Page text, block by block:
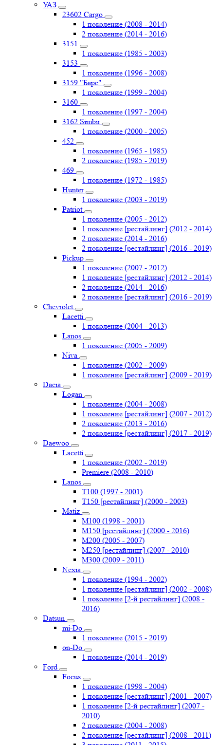
УАЗ
23602 Cargo
1 поколение (2008 - 2014)
2 поколение (2014 - 2016)
3151
1 поколение (1985 - 2003)
3153
1 поколение (1996 - 2008)
3159 "Барс"
1 поколение (1999 - 2004)
3160
1 поколение (1997 - 2004)
3162 Simbir
1 поколение (2000 - 2005)
452
1 поколение (1965 - 1985)
2 поколение (1985 - 2019)
469
1 поколение (1972 - 1985)
Hunter
1 поколение (2003 - 2019)
Patriot
1 поколение (2005 - 2012)
1 поколение [рестайлинг] (2012 - 2014)
2 поколение (2014 - 2016)
2 поколение [рестайлинг] (2016 - 2019)
Pickup
1 поколение (2007 - 2012)
1 поколение [рестайлинг] (2012 - 2014)
2 поколение (2014 - 2016)
2 поколение [рестайлинг] (2016 - 2019)
Chevrolet
Lacetti
1 поколение (2004 - 2013)
Lanos
1 поколение (2005 - 2009)
Niva
1 поколение (2002 - 2009)
1 поколение [рестайлинг] (2009 - 2019)
Dacia
Logan
1 поколение (2004 - 2008)
1 поколение [рестайлинг] (2007 - 2012)
2 поколение (2013 - 2016)
2 поколение [рестайлинг] (2017 - 2019)
Daewoo
Lacetti
1 поколение (2002 - 2019)
Premiere (2008 - 2010)
Lanos
T100 (1997 - 2001)
T150 [рестайлинг] (2000 - 2003)
Matiz
M100 (1998 - 2001)
M150 [рестайлинг] (2000 - 2016)
M200 (2005 - 2007)
M250 [рестайлинг] (2007 - 2010)
M300 (2009 - 2011)
Nexia
1 поколение (1994 - 2002)
1 поколение [рестайлинг] (2002 - 2008)
1 поколение [2-й рестайлинг] (2008 -
2016)
Datsun
mi-Do
1 поколение (2015 - 2019)
on-Do
1 поколение (2014 - 2019)
Ford
Focus
1 поколение (1998 - 2004)
1 поколение [рестайлинг] (2001 - 2007)
1 поколение [2-й рестайлинг] (2007 -
2010)
2 поколение (2004 - 2008)
2 поколение [рестайлинг] (2008 - 2011)